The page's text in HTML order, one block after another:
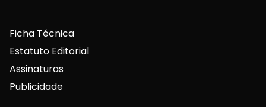
Ficha Técnica
Estatuto Editorial
Assinaturas
Publicidade